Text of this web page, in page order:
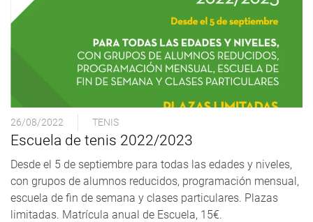
26/08/2022 TENIS
Escuela de tenis 2022/2023
Desde el 5 de septiembre para todas las edades y niveles,
con grupos de alumnos reducidos, programación mensual,
escuela de fin de semana y clases particulares. Plazas
limitadas. Matrícula anual de Escuela, 15€.